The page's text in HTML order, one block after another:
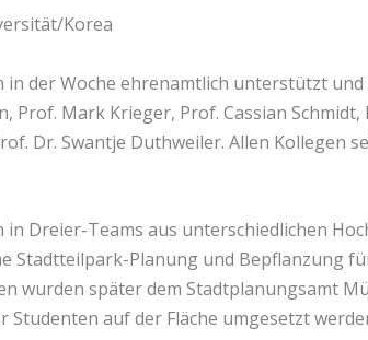
Korea
in der Woche ehrenamtlich unterstützt
Prof. Mark Krieger, Prof. Cassian
Dr. Swantje Duthweiler. Allen Kollegen
in Dreier-Teams aus unterschiedlichen
Stadtteilpark-Planung und Bepflanzung
wurden später dem Stadtplanungsamt
Studenten auf der Fläche umgesetzt